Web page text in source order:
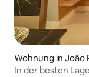
Wohnung in João
In der besten